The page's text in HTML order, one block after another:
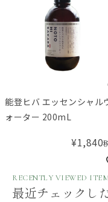
能登ヒバ エッセンシャル
ォーター 200mL
¥1,840
RECENTLY VIEWED
最近チェックし